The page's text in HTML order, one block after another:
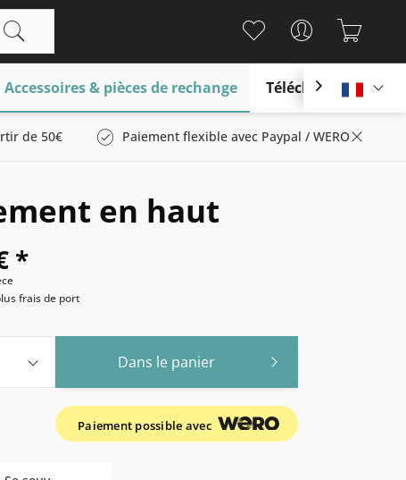
Accessoires & pièces de rechange Télécharger

de 50€ Paiement flexible avec Paypal / WERO
en haut
*
frais de port
Dans le panier
Paiement possible avec